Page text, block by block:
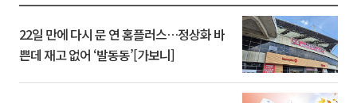
22일 만에 다시 문 연 홈플러스…정상화 바
쁜데 재고 없어 ‘발동동’[가보니]